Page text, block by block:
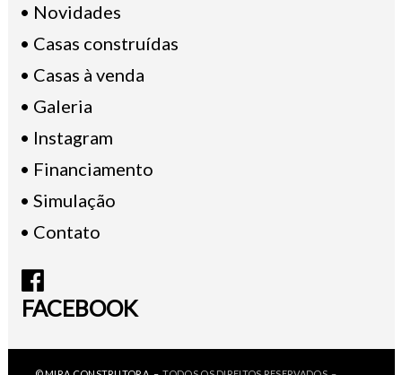
• Novidades
• Casas construídas
• Casas à venda
• Galeria
• Instagram
• Financiamento
• Simulação
• Contato
FACEBOOK